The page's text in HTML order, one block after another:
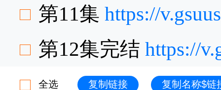
第11集 https://
第12集完结 https://
全选 复制链接 复制名称$链